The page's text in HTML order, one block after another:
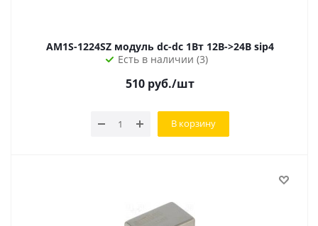
AM1S-1224SZ модуль dc-dc 1Вт 12В->24В sip4
Есть в наличии (3)
510руб./шт
В корзину